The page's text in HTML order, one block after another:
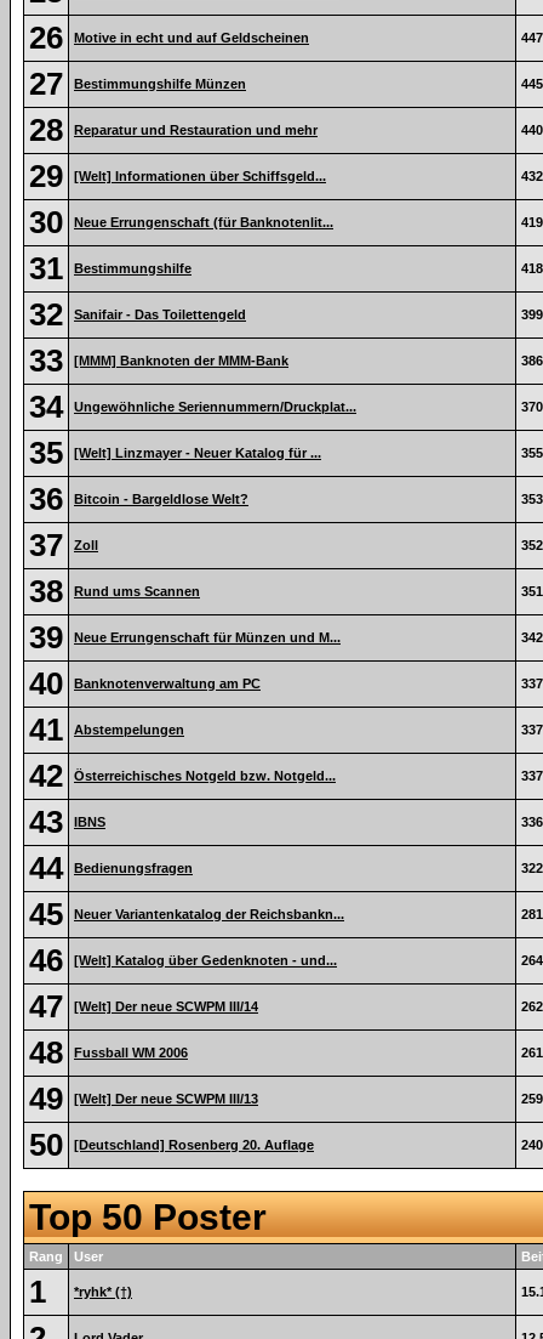
26 Motive in echt und auf Geldscheinen
27 Bestimmungshilfe Münzen
28 Reparatur und Restauration und mehr
29 [Welt] Informationen über Schiffsgeld...
30 Neue Errungenschaft (für Banknotenlit...
31 Bestimmungshilfe
32 Sanifair - Das Toilettengeld
33 [MMM] Banknoten der MMM-Bank
34 Ungewöhnliche Seriennummern/Druckplat...
35 [Welt] Linzmayer - Neuer Katalog für ...
36 Bitcoin - Bargeldlose Welt?
37 Zoll
38 Rund ums Scannen
39 Neue Errungenschaft für Münzen und M...
40 Banknotenverwaltung am PC
41 Abstempelungen
42 Österreichisches Notgeld bzw. Notgeld...
43 IBNS
44 Bedienungsfragen
45 Neuer Variantenkatalog der Reichsbankn...
46 [Welt] Katalog über Gedenknoten - und...
47 [Welt] Der neue SCWPM III/14
48 Fussball WM 2006
49 [Welt] Der neue SCWPM III/13
50 [Deutschland] Rosenberg 20. Auflage
Top 50 Poster
Rang User
1 *ryhk* (†)